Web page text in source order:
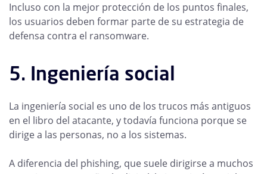
Incluso con la mejor protección de los puntos finales,
los usuarios deben formar parte de su estrategia de
defensa contra el ransomware.
5. Ingeniería social
La ingeniería social es uno de los trucos más antiguos
en el libro del atacante, y todavía funciona porque se
dirige a las personas, no a los sistemas.
A diferencia del phishing, que suele dirigirse a muchos